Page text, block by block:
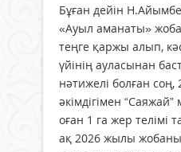
Бұған дейін
«Ауыл аманаты»
теңге қаржы алып,
үйінің ауласынан
нәтижелі болған
әкімдігімен
оған 1 га жер телімі
ақ 2026 жылы